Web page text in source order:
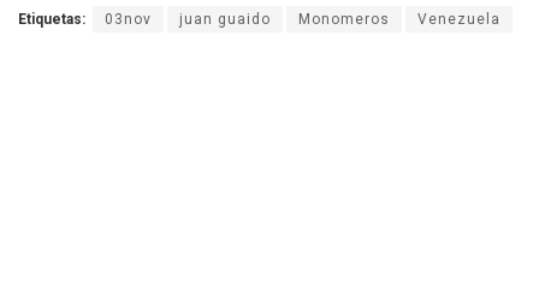
Etiquetas: 03nov juan guaido Monomeros Venezuela